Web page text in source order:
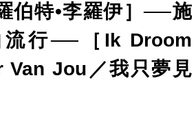
伯特•李羅伊］──施
行──［Ik Droom
Van Jou／我只夢見